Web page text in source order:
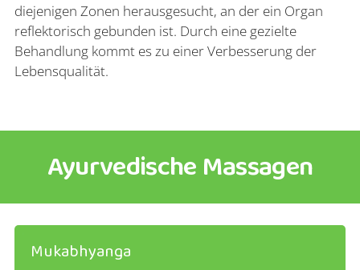
diejenigen Zonen herausgesucht, an der ein Organ
reflektorisch gebunden ist. Durch eine gezielte
Behandlung kommt es zu einer Verbesserung der
Lebensqualität.
Ayurvedische Massagen
Mukabhyanga